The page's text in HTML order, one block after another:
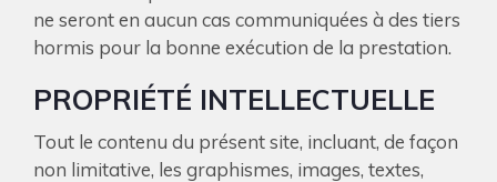
ne seront en aucun cas communiquées à des tiers
hormis pour la bonne exécution de la prestation.
PROPRIÉTÉ INTELLECTUELLE
Tout le contenu du présent site, incluant, de façon
non limitative, les graphismes, images, textes,